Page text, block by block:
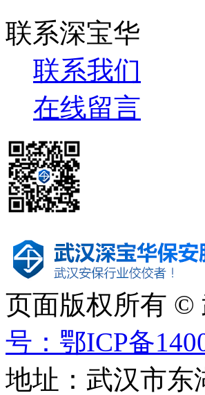
联系深宝华
联系我们
在线留言
页面版权所有 ©
号：鄂ICP备
地址：武汉市东